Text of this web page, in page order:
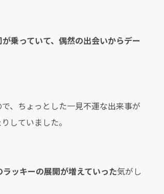
乗っていて、偶然の出会いからデー
、ちょっとした一見不運な出来事が
していました。
ッキーの展開が増えていった気がし